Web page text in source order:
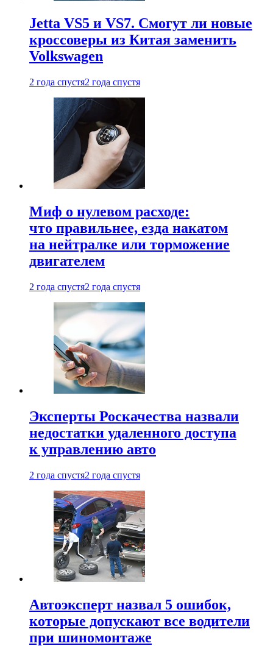
Jetta VS5 и VS7. Смогут ли новые
кроссоверы из Китая заменить
Volkswagen
2 года спустя2 года спустя
Миф о нулевом расходе:
что правильнее, езда накатом
на нейтралке или торможение
двигателем
2 года спустя2 года спустя
Эксперты Роскачества назвали
недостатки удаленного доступа
к управлению авто
2 года спустя2 года спустя
Автоэксперт назвал 5 ошибок,
которые допускают все водители
при шиномонтаже